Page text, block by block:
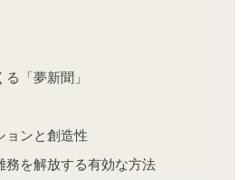
「夢新聞」
ョンと創造性
務を解放する有効な方法